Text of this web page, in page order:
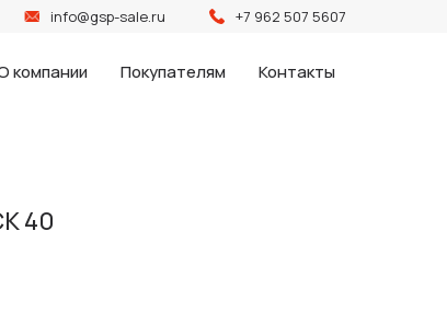
info@gsp-sale.ru +7 962 507 5607
компании Покупателям Контакты
40